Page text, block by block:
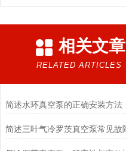
相关文章
RELATED ARTICLES
简述水环真空泵的正确安装方法